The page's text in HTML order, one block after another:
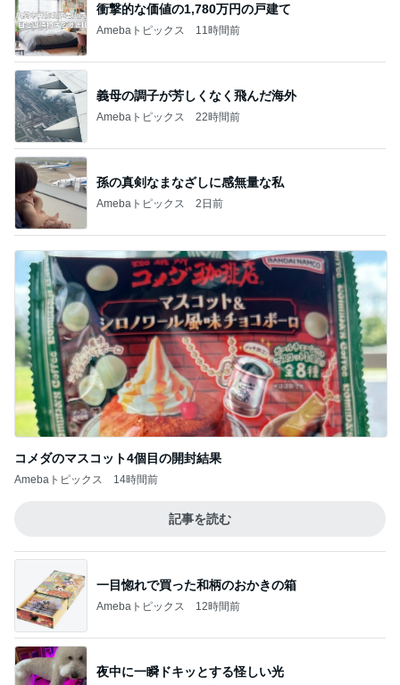
衝撃的な価値の1,780万円の戸建て
Amebaトピックス 11時間前
義母の調子が芳しくなく飛んだ海外
Amebaトピックス 22時間前
孫の真剣なまなざしに感無量な私
Amebaトピックス 2日前
コメダのマスコット4個目の開封結果
Amebaトピックス 14時間前
記事を読む
一目惚れで買った和柄のおかきの箱
Amebaトピックス 12時間前
夜中に一瞬ドキッとする怪しい光